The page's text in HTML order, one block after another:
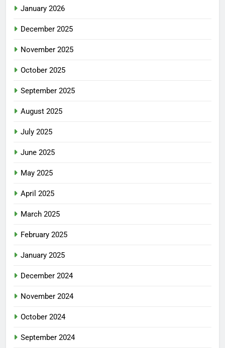
January 2026
December 2025
November 2025
October 2025
September 2025
August 2025
July 2025
June 2025
May 2025
April 2025
March 2025
February 2025
January 2025
December 2024
November 2024
October 2024
September 2024